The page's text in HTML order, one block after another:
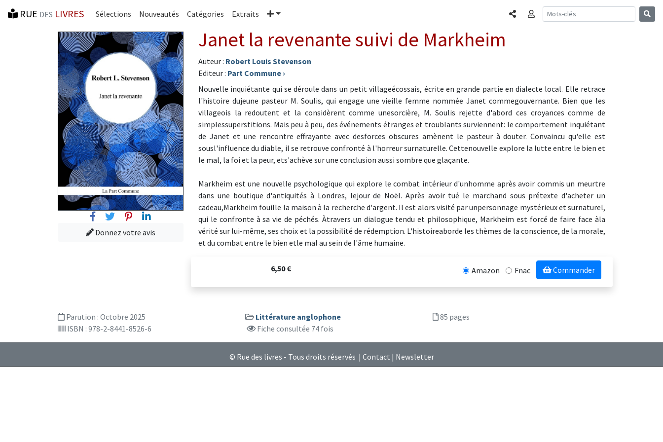
RUE DES LIVRES Sélections Nouveautés Catégories Extraits Plus PartagerConnexion
FacebookTwitterPinterest
Linkedin
Donnez votre avis
Janet la revenante suivi de Markheim
Auteur : Robert Louis Stevenson
Editeur : Part Commune ›
Nouvelle inquiétante qui se déroule dans un petit villageécossais, écrite en grande partie en dialecte local. Elle retrace
l'histoire dujeune pasteur M. Soulis, qui engage une vieille femme nommée Janet commegouvernante. Bien que les
villageois la redoutent et la considèrent comme unesorcière, M. Soulis rejette d'abord ces croyances comme de
simplessuperstitions. Mais peu à peu, des événements étranges et troublants surviennent: le comportement inquiétant
de Janet et une rencontre effrayante avec desforces obscures amènent le pasteur à douter. Convaincu qu'elle est
sousl'influence du diable, il se retrouve confronté à l'horreur surnaturelle. Cettenouvelle explore la lutte entre le bien et
le mal, la foi et la peur, ets'achève sur une conclusion aussi sombre que glaçante.
Markheim est une nouvelle psychologique qui explore le combat intérieur d'unhomme après avoir commis un meurtre
dans une boutique d'antiquités à Londres, lejour de Noël. Après avoir tué le marchand sous prétexte d'acheter un
cadeau,Markheim fouille la maison à la recherche d'argent. Il est alors visité par unpersonnage mystérieux et surnaturel,
qui le confronte à sa vie de péchés. Àtravers un dialogue tendu et philosophique, Markheim est forcé de faire face àla
vérité sur lui-même, ses choix et la possibilité de rédemption. L'histoireaborde les thèmes de la conscience, de la morale,
et du combat entre le bien etle mal au sein de l'âme humaine.
6,50 € Amazon Fnac Commander
Parution : Octobre 2025 Littérature anglophone
85 pages
ISBN : 978-2-8441-8526-6
Fiche consultée 74 fois
© Rue des livres - Tous droits réservés | Contact | Newsletter